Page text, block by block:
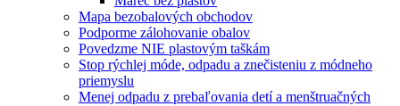
Mapa bezobalových obchodov
Podporme zálohovanie obalov
Povedzme NIE plastovým taškám
Stop rýchlej móde, odpadu a znečisteniu z módneho
priemyslu
Menej odpadu z prebaľovania detí a menštruačných